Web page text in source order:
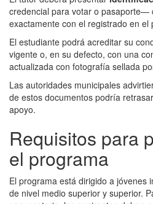
credencial para votar o pasaporte—
exactamente con el registrado en el
El estudiante podrá acreditar su
vigente o, en su defecto, con una
actualizada con fotografía sellada
Las autoridades municipales
de estos documentos podría
apoyo.
Requisitos para
el programa
El programa está dirigido a jóvenes
de nivel medio superior y superior.